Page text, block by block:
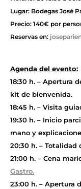
Lugar: Bodegas José
Precio: 140€ por
Reservas en:
Agenda del evento:
18:30 h. – Apertura
kit de bienvenida.
18:45 h. – Visita
19:30 h. – Inicio
mano y
20:30 h. – Totalidad
21:00 h. – Cena
Gastro.
23:00 h. – Apertura